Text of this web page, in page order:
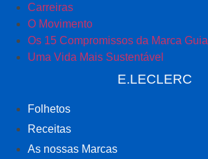
Carreiras
O Movimento
Os 15 Compromissos da Marca Guia
Uma Vida Mais Sustentável
E.LECLERC
Folhetos
Receitas
As nossas Marcas